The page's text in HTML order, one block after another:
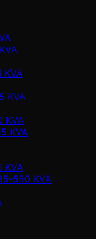
KVA
KVA
KVA
KVA
KVA
550 KVA